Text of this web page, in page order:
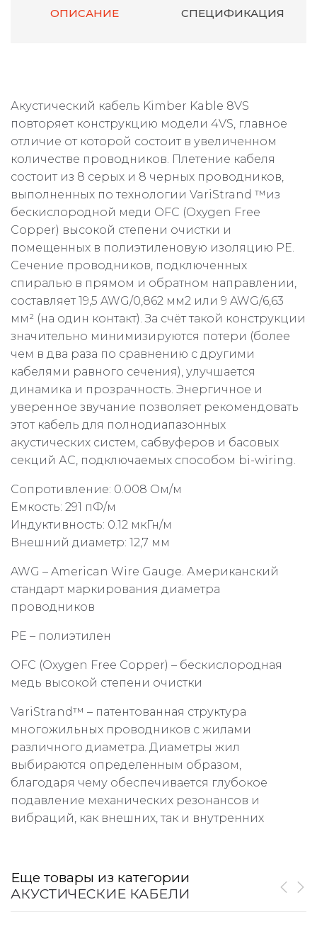
ОПИСАНИЕ СПЕЦИФИКАЦИЯ
Акустический кабель Kimber Kable 8VS
повторяет конструкцию модели 4VS, главное
отличие от которой состоит в увеличенном
количестве проводников. Плетение кабеля
состоит из 8 серых и 8 черных проводников,
выполненных по технологии VariStrand ™из
бескислородной меди OFC (Oxygen Free
Copper) высокой степени очистки и
помещенных в полиэтиленовую изоляцию PE.
Сечение проводников, подключенных
спиралью в прямом и обратном направлении,
составляет 19,5 AWG/0,862 мм2 или 9 AWG/6,63
мм² (на один контакт). За счёт такой конструкции
значительно минимизируются потери (более
чем в два раза по сравнению с другими
кабелями равного сечения), улучшается
динамика и прозрачность. Энергичное и
уверенное звучание позволяет рекомендовать
этот кабель для полнодиапазонных
акустических систем, сабвуферов и басовых
секций АС, подключаемых способом bi-wiring.
Сопротивление: 0.008 Ом/м
Емкость: 291 пФ/м
Индуктивность: 0.12 мкГн/м
Внешний диаметр: 12,7 мм
AWG – American Wire Gauge. Американский
стандарт маркирования диаметра
проводников
PE – полиэтилен
OFC (Oxygen Free Copper) – бескислородная
медь высокой степени очистки
VariStrand™ – патентованная структура
многожильных проводников с жилами
различного диаметра. Диаметры жил
выбираются определенным образом,
благодаря чему обеспечивается глубокое
подавление механических резонансов и
вибраций, как внешних, так и внутренних
Еще товары из категории
АКУСТИЧЕСКИЕ КАБЕЛИ